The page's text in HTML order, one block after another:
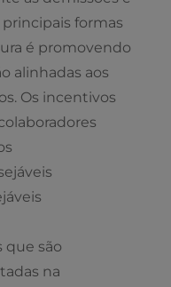
formas
é promovendo
alinhadas aos
Os incentivos
que são
na